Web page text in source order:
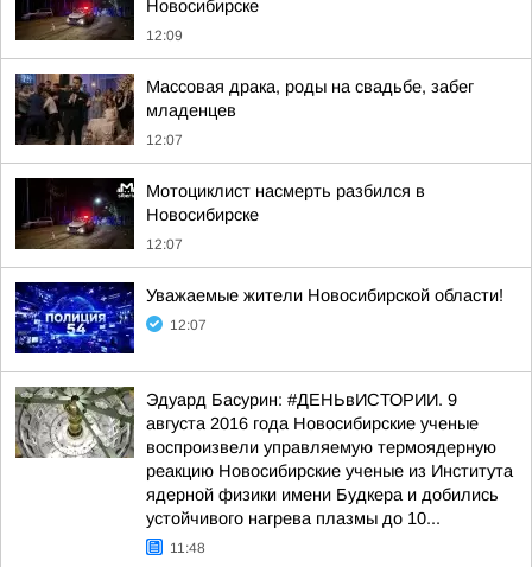
Новосибирске
12:09
Массовая драка, роды на свадьбе, забег
младенцев
12:07
Мотоциклист насмерть разбился в
Новосибирске
12:07
Уважаемые жители Новосибирской области!
12:07
Эдуард Басурин: #ДЕНЬвИСТОРИИ. 9
августа 2016 года Новосибирские ученые
воспроизвели управляемую термоядерную
реакцию Новосибирские ученые из Института
ядерной физики имени Будкера и добились
устойчивого нагрева плазмы до 10...
11:48